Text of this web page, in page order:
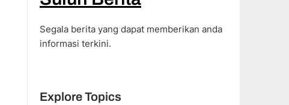
Segala berita yang dapat memberikan anda
informasi terkini.
Explore Topics